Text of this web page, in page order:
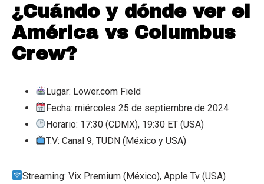
¿Cuándo y dónde ver el
América vs Columbus
Crew?
Lugar: Lower.com Field
Fecha: miércoles 25 de septiembre de 2024
Horario: 17:30 (CDMX), 19:30 ET (USA)
T.V: Canal 9, TUDN (México y USA)
Streaming: Vix Premium (México), Apple Tv (USA)